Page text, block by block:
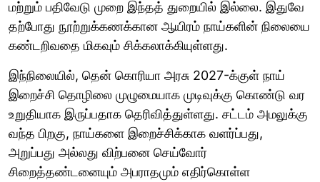
மற்றும் பதிவேடு முறை இந்தத் துறையில் இல்லை. இதுவே
தற்போது நூற்றுக்கணக்கான ஆயிரம் நாய்களின் நிலையை
கண்டறிவதை மிகவும் சிக்கலாக்கியுள்ளது.
இந்நிலையில், தென் கொரியா அரசு 2027-க்குள் நாய்
இறைச்சி தொழிலை முழுமையாக முடிவுக்கு கொண்டு வர
உறுதியாக இருப்பதாக தெரிவித்துள்ளது. சட்டம் அமலுக்கு
வந்த பிறகு, நாய்களை இறைச்சிக்காக வளர்ப்பது,
அறுப்பது அல்லது விற்பனை செய்வோர்
சிறைத்தண்டனையும் அபராதமும் எதிர்கொள்ள